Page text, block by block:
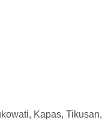
Kapas, Tikusan,